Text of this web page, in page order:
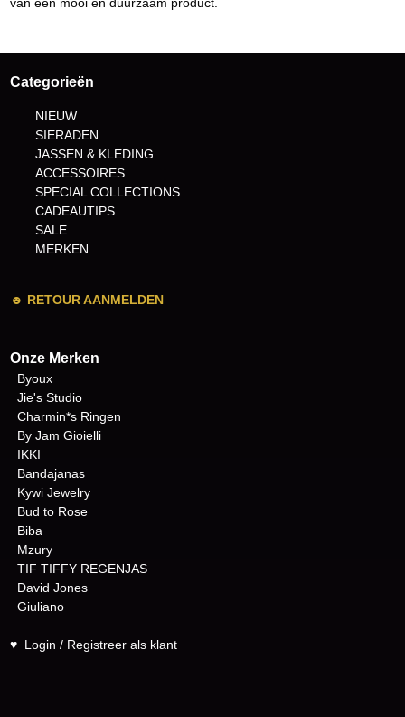
Categorieën
NIEUW
SIERADEN
JASSEN & KLEDING
ACCESSOIRES
SPECIAL COLLECTIONS
CADEAUTIPS
SALE
MERKEN
☻ RETOUR AANMELDEN
Onze Merken
Byoux
Jie's Studio
Charmin*s Ringen
By Jam Gioielli
IKKI
Bandajanas
Kywi Jewelry
Bud to Rose
Biba
Mzury
TIF TIFFY REGENJAS
David Jones
Giuliano
♥ Login / Registreer als klant